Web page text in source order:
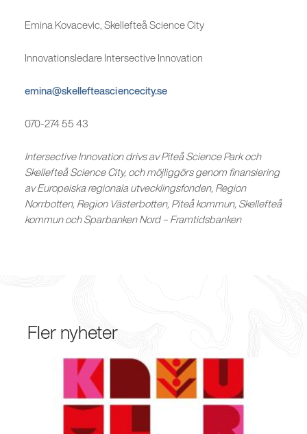
Emina Kovacevic, Skellefteå Science City
Innovationsledare Intersective Innovation
emina@skellefteasciencecity.se
070-274 55 43
Intersective Innovation drivs av Piteå Science Park och
Skellefteå Science City, och möjliggörs genom finansiering
av Europeiska regionala utvecklingsfonden, Region
Norrbotten, Region Västerbotten, Piteå kommun, Skellefteå
kommun och Sparbanken Nord – Framtidsbanken
Fler nyheter